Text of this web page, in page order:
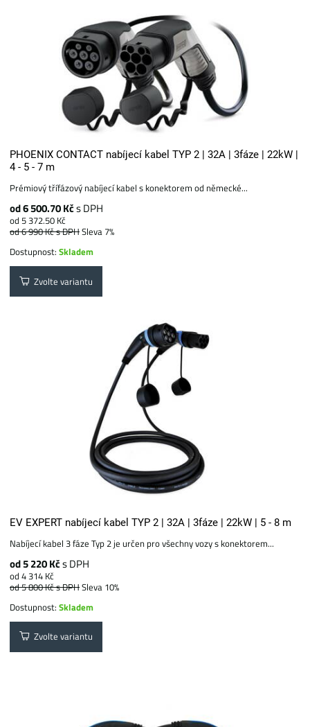
PHOENIX CONTACT nabíjecí kabel TYP 2 | 32A | 3fáze | 22kW |
4 - 5 - 7 m
Prémiový třífázový nabíjecí kabel s konektorem od německé...
od 6 500.70 Kčs DPH
od 5 372.50 Kč
od 6 990 Kčs DPHSleva 7%
Dostupnost:Skladem
Zvolte variantu
EV EXPERT nabíjecí kabel TYP 2 | 32A | 3fáze | 22kW | 5 - 8 m
Nabíjecí kabel 3 fáze Typ 2 je určen pro všechny vozy s konektorem...
od 5 220 Kčs DPH
od 4 314 Kč
od 5 800 Kčs DPHSleva 10%
Dostupnost:Skladem
Zvolte variantu